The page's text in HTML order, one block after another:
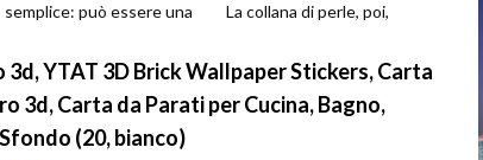
semplice: può essere una
per fior...
La collana di perle, poi,
YTAT 3D Brick Wallpaper Stickers, Carta
3d, Carta da Parati per Cucina, Bagno,
(20, bianco)